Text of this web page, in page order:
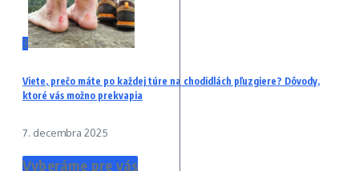
3
Viete, prečo máte po každej túre na chodidlách pľuzgiere? Dôvody,
ktoré vás možno prekvapia
7. decembra 2025
Vyberáme pre vás